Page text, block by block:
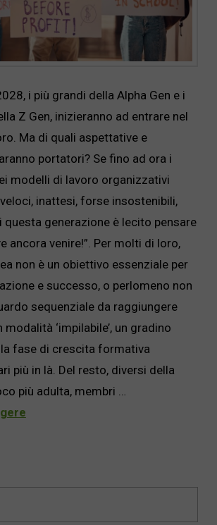
i più grandi della Alpha Gen e i
Z Gen, inizieranno ad entrare nel
Ma di quali aspettative e
portatori? Se fino ad ora i
modelli di lavoro organizzativi
inattesi, forse insostenibili,
questa generazione è lecito pensare
ancora venire!”. Per molti di loro,
non è un obiettivo essenziale per
e successo, o perlomeno non
sequenziale da raggiungere
‘impilabile’, un gradino
fase di crescita formativa
più in là. Del resto, diversi della
più adulta, membri …